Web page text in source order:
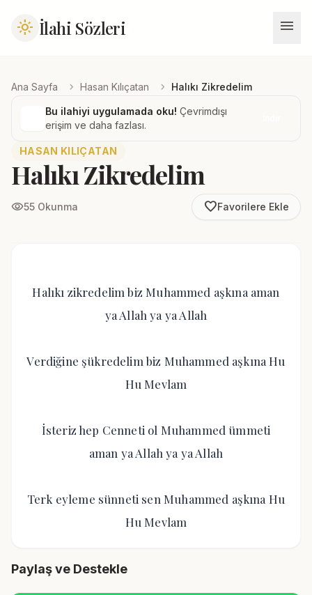
light_mode İlahi Sözleri menu
Ana Sayfa chevron_right Hasan Kılıçatan chevron_right Halıkı Zikredelim
Bu ilahiyi uygulamada oku! Çevrimdışı
erişim ve daha fazlası.
HASAN KILIÇATAN
Halıkı Zikredelim
visibility55 Okunma favorite_borderFavorilere Ekle
Halıkı zikredelim biz Muhammed aşkına aman
ya Allah ya ya Allah
Verdiğine şükredelim biz Muhammed aşkına Hu
Hu Mevlam
İsteriz hep Cenneti ol Muhammed ümmeti
aman ya Allah ya ya Allah
Terk eyleme sünneti sen Muhammed aşkına Hu
Hu Mevlam
Paylaş ve Destekle